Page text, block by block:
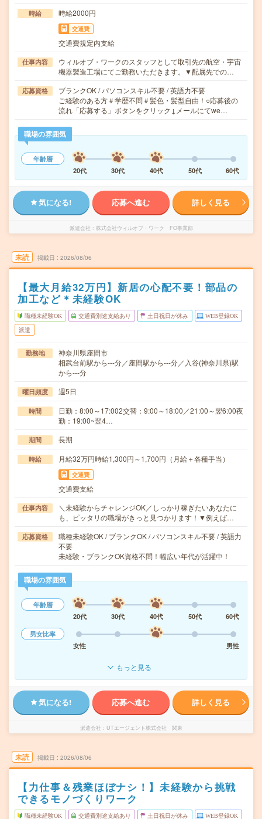
時給 時給2000円
交通費
交通費規定内支給
仕事内容
ウィルオブ・ワークのスタッフとして取引先の航空・宇宙
機器製造工場にてご勤務いただきます。▼配属先での…
応募資格
ブランクOK / パソコンスキル不要 / 英語力不要
ご経験のある方＃学歴不問＃髪色・髪型自由！○応募後の
流れ「応募する」ボタンをクリック↓メールにてwe…
職場の雰囲気
年齢層
20代
30代 40代 50代 60代
気になる! 応募へ進む 詳しく見る
派遣会社 株式会社ウィルオブ・ワーク FO事業部
未読 掲載日 2026/08/06
【最大月給32万円】新居の心配不要！部品の
加工など＊未経験OK
職種未経験OK 交通費別途支給あり 土日祝日が休み WEB登録OK
派遣
勤務地
神奈川県座間市
相武台前駅から---分／座間駅から---分／入谷(神奈川県)駅
から---分
曜日頻度 週5日
時間
日勤：8:00～17:002交替：9:00～18:00／21:00～翌6:00夜
勤：19:00~翌4…
期間 長期
時給 月給32万円時給1,300円～1,700円（月給＋各種手当）
交通費
交通費支給
仕事内容
＼未経験からチャレンジOK／しっかり稼ぎたいあなたに
も、ピッタリの職場がきっと見つかります！▼例えば…
応募資格
職種未経験OK / ブランクOK / パソコンスキル不要 / 英語力
不要
未経験・ブランクOK資格不問！幅広い年代が活躍中！
職場の雰囲気
年齢層
20代
30代 40代 50代
60代
男女比率
女性
男性
もっと見る
気になる! 応募へ進む 詳しく見る
派遣会社 UTエージェント株式会社 関東
未読 掲載日 2026/08/06
【力仕事＆残業ほぼナシ！】未経験から挑戦
できるモノづくりワーク
職種未経験OK 交通費別途支給あり 土日祝日が休み WEB登録OK